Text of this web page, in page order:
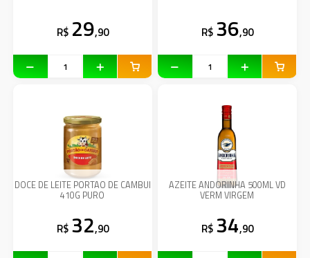
R$ 29,90 R$ 36,90
DOCE DE LEITE PORTAO DE CAMBUI
410G PURO
R$ 32,90
AZEITE ANDORINHA 500ML VD
VERM VIRGEM
R$ 34,90